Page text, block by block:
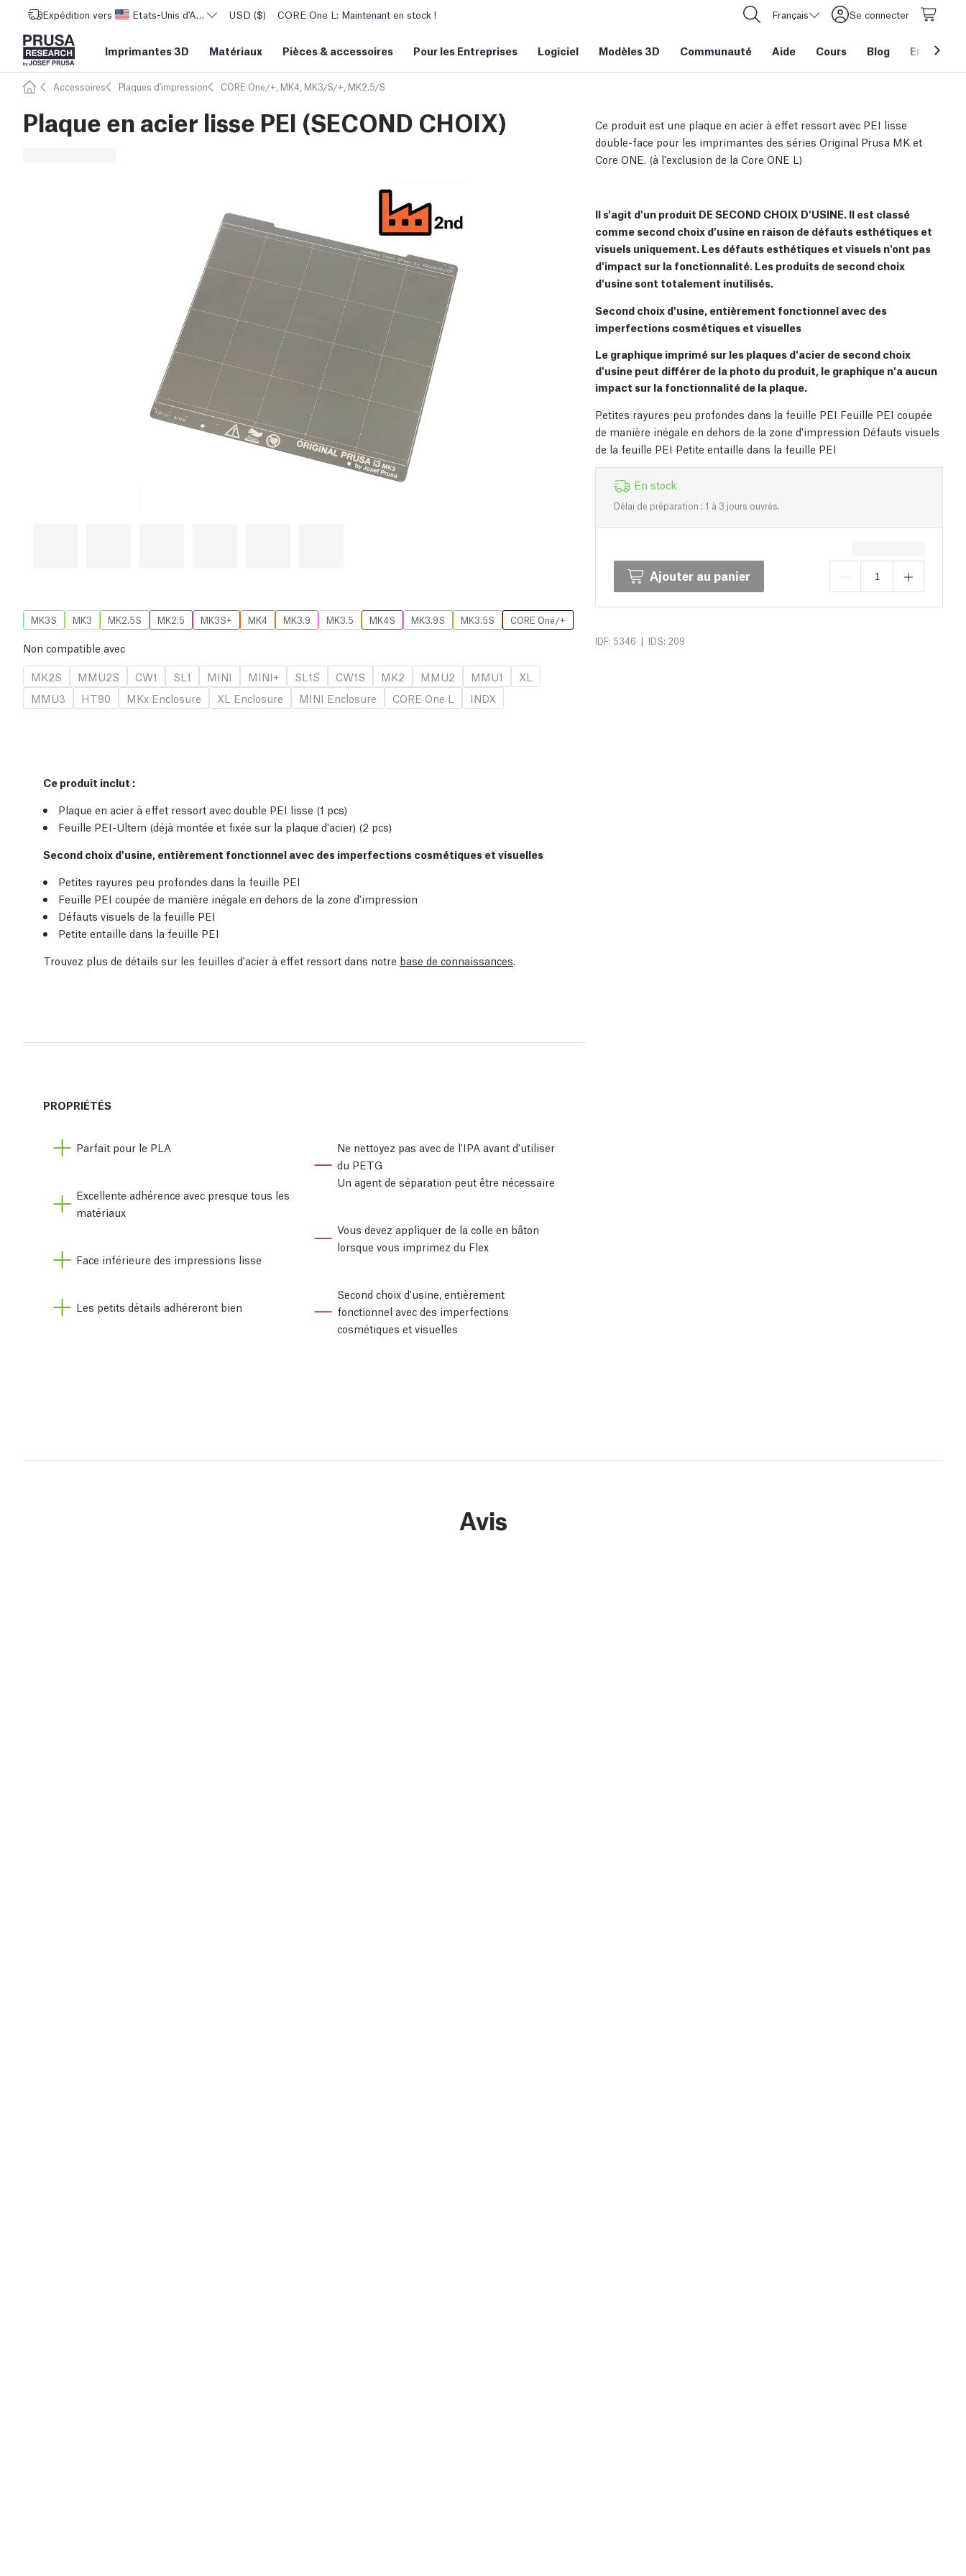
Expédition vers Etats-Unis d'AmériqueUSD ($) CORE One L: Maintenant en stock ! Français Se connecter
Imprimantes 3D Matériaux Pièces & accessoires Pour les Entreprises Logiciel Modèles 3D Communauté Aide Cours Blog Entreprise
Accessoires Plaques d'impression CORE One/+, MK4, MK3/S/+, MK2.5/S
Plaque en acier lisse PEI (SECOND CHOIX)
Ce produit est une plaque en acier à effet ressort avec PEI lisse
double-face pour les imprimantes des séries Original Prusa MK et
Core ONE. (à l'exclusion de la Core ONE L)
Il s'agit d'un produit DE SECOND CHOIX D'USINE. Il est classé
comme second choix d'usine en raison de défauts esthétiques et
visuels uniquement. Les défauts esthétiques et visuels n'ont pas
d'impact sur la fonctionnalité. Les produits de second choix
d'usine sont totalement inutilisés.
Second choix d'usine, entièrement fonctionnel avec des
imperfections cosmétiques et visuelles
Le graphique imprimé sur les plaques d'acier de second choix
d'usine peut différer de la photo du produit, le graphique n'a aucun
impact sur la fonctionnalité de la plaque.
Petites rayures peu profondes dans la feuille PEI Feuille PEI coupée
de manière inégale en dehors de la zone d'impression Défauts visuels
de la feuille PEI Petite entaille dans la feuille PEI
En stock
Délai de préparation : 1 à 3 jours ouvrés.
Ajouter au panier
IDF: 5346 | IDS: 209
MK3S MK3 MK2.5S MK2.5 MK3S+ MK4 MK3.9 MK3.5 MK4S MK3.9S MK3.5S CORE One/+
Non compatible avec
MK2S
MMU2S CW1 SL1 MINI MINI+ SL1S CW1S MK2 MMU2 MMU1
XL
MMU3
HT90 MKx Enclosure XL Enclosure MINI Enclosure CORE One L INDX
Ce produit inclut :
Plaque en acier à effet ressort avec double PEI lisse (1 pcs)
Feuille PEI-Ultem (déjà montée et fixée sur la plaque d'acier) (2 pcs)
Second choix d'usine, entièrement fonctionnel avec des imperfections cosmétiques et visuelles
Petites rayures peu profondes dans la feuille PEI
Feuille PEI coupée de manière inégale en dehors de la zone d'impression
Défauts visuels de la feuille PEI
Petite entaille dans la feuille PEI
Trouvez plus de détails sur les feuilles d'acier à effet ressort dans notre base de connaissances.
PROPRIÉTÉS
Parfait pour le PLA
Excellente adhérence avec presque tous les
matériaux
Face inférieure des impressions lisse
Les petits détails adhéreront bien
Ne nettoyez pas avec de l'IPA avant d'utiliser
du PETG
Un agent de séparation peut être nécessaire
Vous devez appliquer de la colle en bâton
lorsque vous imprimez du Flex
Second choix d'usine, entièrement
fonctionnel avec des imperfections
cosmétiques et visuelles
Avis